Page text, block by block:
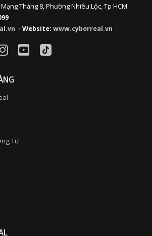
Tháng 8, Phường Nhiêu Lộc, Tp HCM
- Website: www.cyberreal.vn
Tư